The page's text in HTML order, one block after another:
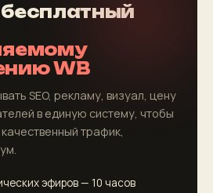
WB
SEO, рекламу, визуал, цену
в единую систему, чтобы
трафик,
эфиров — 10 часов